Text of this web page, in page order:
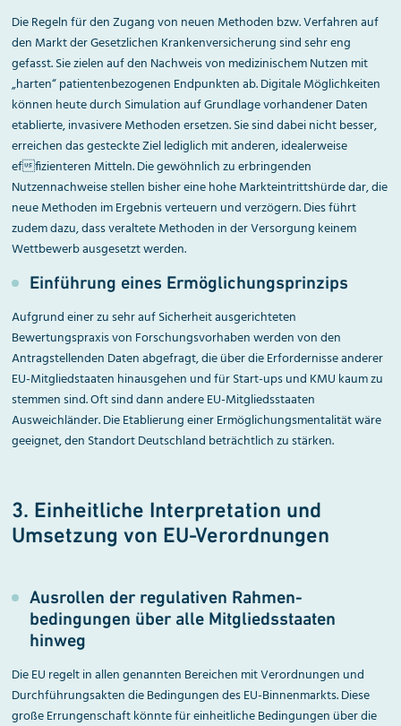
Die Regeln für den Zugang von neuen Methoden bzw. Verfahren auf
den Markt der Gesetzlichen Krankenversicherung sind sehr eng
gefasst. Sie zielen auf den Nachweis von medizinischem Nutzen mit
„harten“ patientenbezogenen Endpunkten ab. Digitale Möglichkeiten
können heute durch Simulation auf Grundlage vorhandener Daten
etablierte, invasivere Methoden ersetzen. Sie sind dabei nicht besser,
erreichen das gesteckte Ziel lediglich mit anderen, idealerweise
effizienteren Mitteln. Die gewöhnlich zu erbringenden
Nutzennachweise stellen bisher eine hohe Markteintrittshürde dar, die
neue Methoden im Ergebnis verteuern und verzögern. Dies führt
zudem dazu, dass veraltete Methoden in der Versorgung keinem
Wettbewerb ausgesetzt werden.
Einführung eines Ermöglichungs­prinzips
Aufgrund einer zu sehr auf Sicherheit ausgerichteten
Bewertungspraxis von Forschungsvorhaben werden von den
Antragstellenden Daten abgefragt, die über die Erfordernisse anderer
EU-Mitgliedstaaten hinausgehen und für Start-ups und KMU kaum zu
stemmen sind. Oft sind dann andere EU-Mitgliedsstaaten
Ausweichländer. Die Etablierung einer Ermöglichungsmentalität wäre
geeignet, den Standort Deutschland beträchtlich zu stärken.
3. Einheitliche Interpretation und
Umsetzung von EU-Verordnun­gen
Ausrollen der regulativen Rahmen­
bedingungen über alle Mitglieds­staaten
hinweg
Die EU regelt in allen genannten Bereichen mit Verordnungen und
Durchführungsakten die Bedingungen des EU-Binnenmarkts. Diese
große Errungenschaft könnte für einheitliche Bedingungen über die